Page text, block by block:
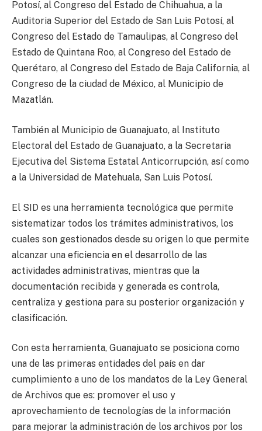
Potosí, al Congreso del Estado de Chihuahua, a la
Auditoria Superior del Estado de San Luis Potosí, al
Congreso del Estado de Tamaulipas, al Congreso del
Estado de Quintana Roo, al Congreso del Estado de
Querétaro, al Congreso del Estado de Baja California, al
Congreso de la ciudad de México, al Municipio de
Mazatlán.
También al Municipio de Guanajuato, al Instituto
Electoral del Estado de Guanajuato, a la Secretaria
Ejecutiva del Sistema Estatal Anticorrupción, así como
a la Universidad de Matehuala, San Luis Potosí.
El SID es una herramienta tecnológica que permite
sistematizar todos los trámites administrativos, los
cuales son gestionados desde su origen lo que permite
alcanzar una eficiencia en el desarrollo de las
actividades administrativas, mientras que la
documentación recibida y generada es controla,
centraliza y gestiona para su posterior organización y
clasificación.
Con esta herramienta, Guanajuato se posiciona como
una de las primeras entidades del país en dar
cumplimiento a uno de los mandatos de la Ley General
de Archivos que es: promover el uso y
aprovechamiento de tecnologías de la información
para mejorar la administración de los archivos por los